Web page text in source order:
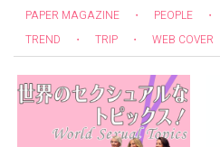
PAPER MAGAZINE
・ PEOPLE ・
TREND
・ TRIP ・ WEB COVER